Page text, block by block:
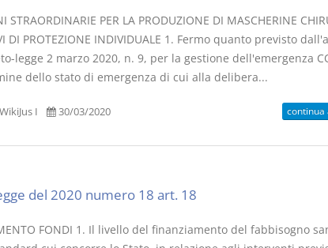
STRAORDINARIE PER LA PRODUZIONE DI MASCHERINE
DI PROTEZIONE INDIVIDUALE 1. Fermo quanto previsto
legge 2 marzo 2020, n. 9, per la gestione dell'emergenza
dello stato di emergenza di cui alla delibera...
I 30/03/2020 continua
del 2020 numero 18 art. 18
FONDI 1. Il livello del finanziamento del fabbisogno
Usufrutto Uso e
Versione ebook € 4,19
(iva incl.) (iva incl.)